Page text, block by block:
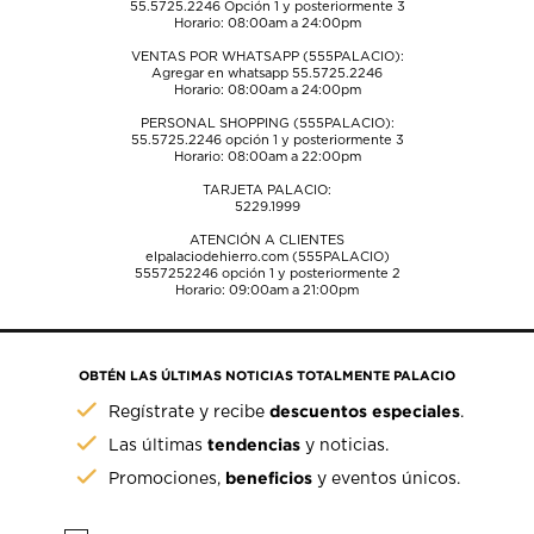
55.5725.2246Opción 1 y posteriormente 3
Horario: 08:00am a 24:00pm
VENTAS POR WHATSAPP (555PALACIO):
Agregar en whatsapp 55.5725.2246
Horario: 08:00am a 24:00pm
PERSONAL SHOPPING (555PALACIO):
55.5725.2246opción 1 y posteriormente 3
Horario: 08:00am a 22:00pm
TARJETA PALACIO:
5229.1999
ATENCIÓN A CLIENTES
elpalaciodehierro.com (555PALACIO)
5557252246opción 1 y posteriormente 2
Horario: 09:00am a 21:00pm
OBTÉN LAS ÚLTIMAS NOTICIAS TOTALMENTE PALACIO
Regístrate y recibedescuentos especiales.
Las últimastendencias y noticias.
Promociones, beneficios y eventos únicos.